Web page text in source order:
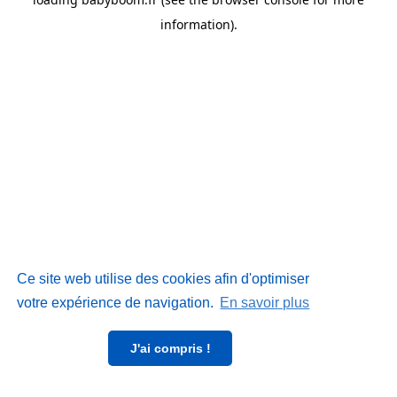
Ce site web utilise des cookies afin d'optimiser
votre expérience de navigation. En savoir plus
J'ai compris !
information).